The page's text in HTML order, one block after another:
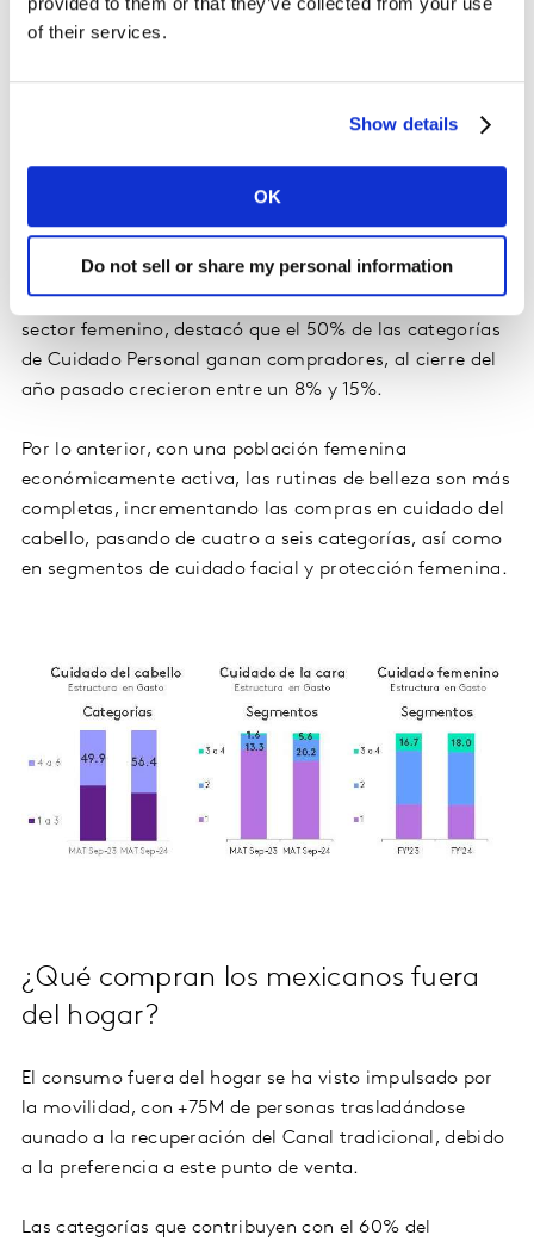
of their services.
Show details
OK
Do not sell or share my personal information
En cuanto al consumo dentro del hogar por parte del
sector femenino, destacó que el 50% de las categorías
de Cuidado Personal ganan compradores, al cierre del
año pasado crecieron entre un 8% y 15%.
Por lo anterior, con una población femenina
económicamente activa, las rutinas de belleza son más
completas, incrementando las compras en cuidado del
cabello, pasando de cuatro a seis categorías, así como
en segmentos de cuidado facial y protección femenina.
¿Qué compran los mexicanos fuera
del hogar?
El consumo fuera del hogar se ha visto impulsado por
la movilidad, con +75M de personas trasladándose
aunado a la recuperación del Canal tradicional, debido
a la preferencia a este punto de venta.
Las categorías que contribuyen con el 60% del